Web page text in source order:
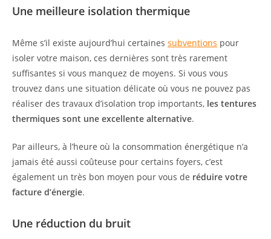
Une meilleure isolation thermique
Même s’il existe aujourd’hui certaines subventions pour
isoler votre maison, ces dernières sont très rarement
suffisantes si vous manquez de moyens. Si vous vous
trouvez dans une situation délicate où vous ne pouvez pas
réaliser des travaux d’isolation trop importants, les tentures
thermiques sont une excellente alternative.
Par ailleurs, à l’heure où la consommation énergétique n’a
jamais été aussi coûteuse pour certains foyers, c’est
également un très bon moyen pour vous de réduire votre
facture d’énergie.
Une réduction du bruit